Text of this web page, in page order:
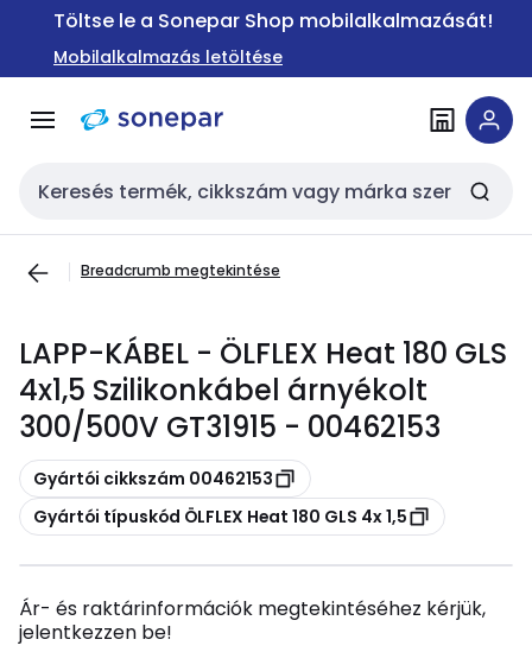
Ugrás a
Ugrás a
tartalomra
Töltse le a Sonepar Shop mobilalkalmazását!
Mobilalkalmazás letöltése
Keresési bemenet
Breadcrumb megtekintése
LAPP-KÁBEL - ÖLFLEX Heat 180 GLS
4x1,5 Szilikonkábel árnyékolt
300/500V GT31915 - 00462153
Másolás
Gyártói cikkszám 00462153
Másolás
Gyártói típuskód ÖLFLEX Heat 180 GLS 4x 1,5
Ár- és raktárinformációk megtekintéséhez kérjük,
jelentkezzen be!